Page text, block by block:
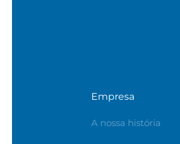
Empresa
A nossa história